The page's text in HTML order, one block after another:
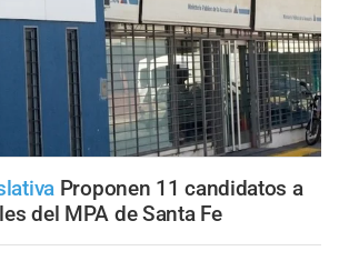
Proponen 11 candidatos a
del MPA de Santa Fe